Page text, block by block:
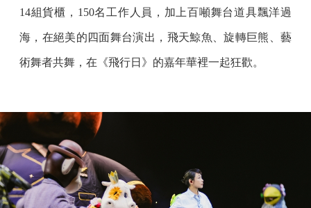
14組貨櫃，150名工作人員，加上百噸舞台道具飄洋過
海，在絕美的四面舞台演出，飛天鯨魚、旋轉巨熊、藝
術舞者共舞，在《飛行日》的嘉年華裡一起狂歡。